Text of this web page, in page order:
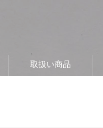
取扱い商品